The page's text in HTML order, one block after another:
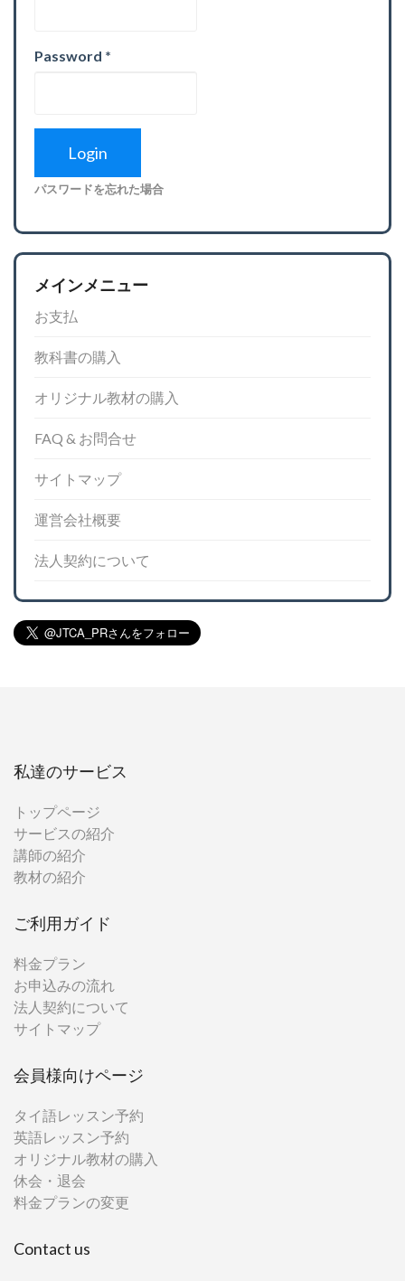
Password *
パスワードを忘れた場合
メインメニュー
お支払
教科書の購入
オリジナル教材の購入
FAQ & お問合せ
サイトマップ
運営会社概要
法人契約について
私達のサービス
トップページ
サービスの紹介
講師の紹介
教材の紹介
ご利用ガイド
料金プラン
お申込みの流れ
法人契約について
サイトマップ
会員様向けページ
タイ語レッスン予約
英語レッスン予約
オリジナル教材の購入
休会・退会
料金プランの変更
Contact us